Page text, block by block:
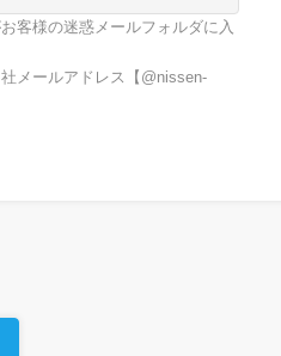
客様の迷惑メールフォルダに入
メールアドレス【@nissen-